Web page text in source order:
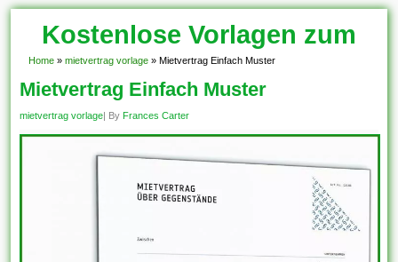
Kostenlose Vorlagen zum
Download!
Home » mietvertrag vorlage » Mietvertrag Einfach Muster
Mietvertrag Einfach Muster
mietvertrag vorlage| By Frances Carter